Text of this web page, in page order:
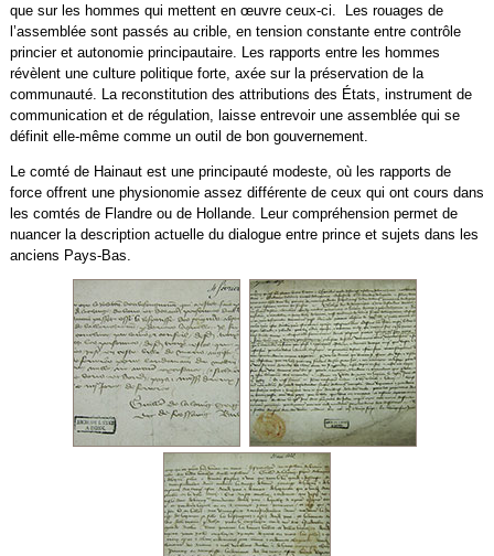
que sur les hommes qui mettent en œuvre ceux-ci. Les rouages de
l’assemblée sont passés au crible, en tension constante entre contrôle
princier et autonomie principautaire. Les rapports entre les hommes
révèlent une culture politique forte, axée sur la préservation de la
communauté. La reconstitution des attributions des États, instrument de
communication et de régulation, laisse entrevoir une assemblée qui se
définit elle-même comme un outil de bon gouvernement.
Le comté de Hainaut est une principauté modeste, où les rapports de
force offrent une physionomie assez différente de ceux qui ont cours dans
les comtés de Flandre ou de Hollande. Leur compréhension permet de
nuancer la description actuelle du dialogue entre prince et sujets dans les
anciens Pays-Bas.